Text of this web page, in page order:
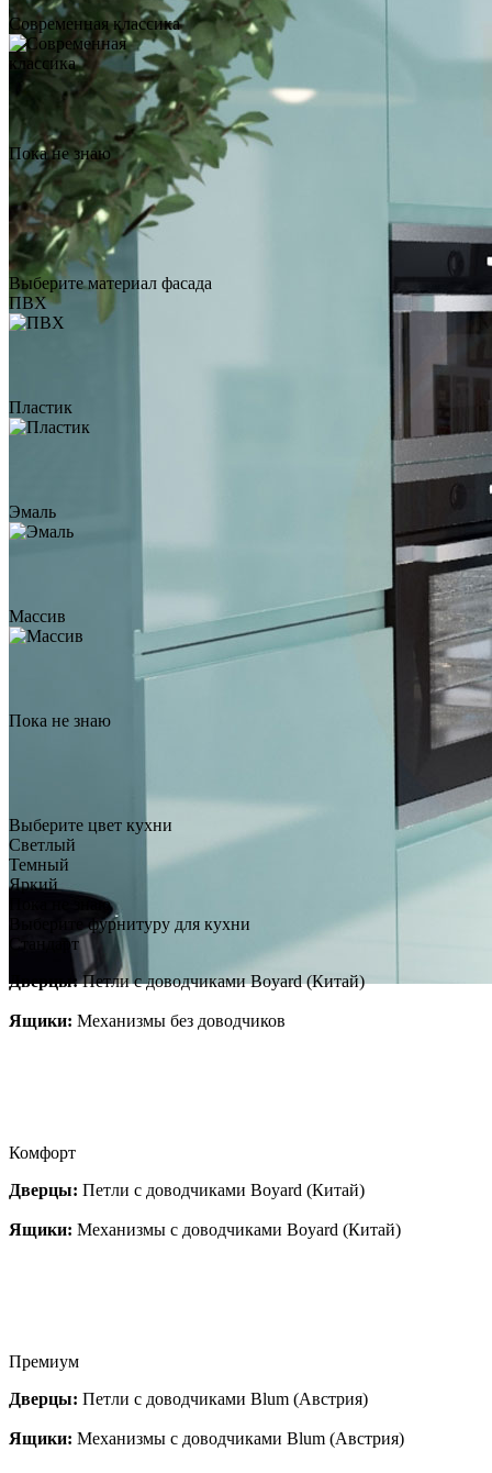
Столешница из
искусственного камня Tristone
Dark Wood V-005
по запросу
Заказать звонок
Современная классика
Пока не знаю
Выберите материал фасада
ПВХ
Пластик
Эмаль
Массив
Пока не знаю
Выберите цвет кухни
Светлый
Темный
Яркий
Пока не знаю
Выберите фурнитуру для кухни
Стандарт
Дверцы:Петли с доводчиками Boyard (Китай)
Ящики: Механизмы без доводчиков
Комфорт
Дверцы: Петли с доводчиками Boyard (Китай)
Ящики: Механизмы с доводчиками Boyard (Китай)
Премиум
Дверцы: Петли с доводчиками Blum (Австрия)
Ящики: Механизмы с доводчиками Blum (Австрия)